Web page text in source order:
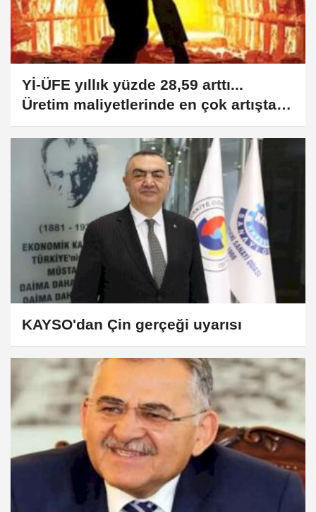
Yİ-ÜFE yıllık yüzde 28,59 arttı...
Üretim maliyetlerinde en çok artışta
madencilikte
KAYSO'dan Çin gerçeği uyarısı